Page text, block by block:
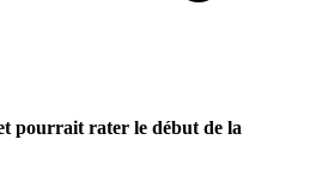
pourrait rater le début de la